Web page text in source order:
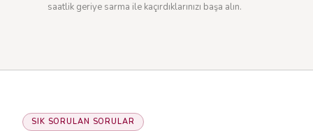
saatlik geriye sarma ile kaçırdıklarınızı başa alın.
SIK SORULAN SORULAR